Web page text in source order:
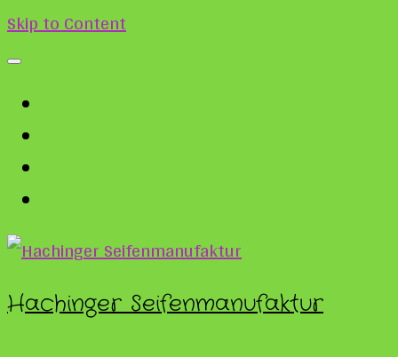
Skip to Content
Hachinger Seifenmanufaktur